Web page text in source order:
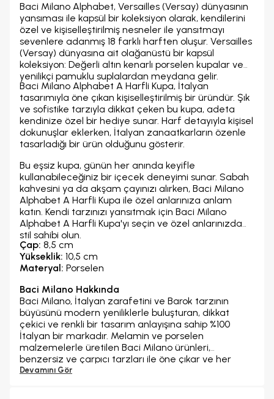
Baci Milano Alphabet, Versailles (Versay) dünyasının
yansıması ile kapsül bir koleksiyon olarak, kendilerini
özel ve kişiselleştirilmiş nesneler ile yansıtmayı
sevenlere adanmış 18 farklı harften oluşur. Versailles
(Versay) dünyasına ait olağanüstü bir kapsül
koleksiyon: Değerli altın kenarlı porselen kupalar ve
yenilikçi pamuklu suplalardan meydana gelir.
Baci Milano Alphabet A Harfli Kupa, İtalyan
tasarımıyla öne çıkan kişiselleştirilmiş bir üründür. Şık
ve sofistike tarzıyla dikkat çeken bu kupa, adeta
kendinize özel bir hediye sunar. Harf detayıyla kişisel
dokunuşlar eklerken, İtalyan zanaatkarların özenle
tasarladığı bir ürün olduğunu gösterir.
Bu eşsiz kupa, günün her anında keyifle
kullanabileceğiniz bir içecek deneyimi sunar. Sabah
kahvesini ya da akşam çayınızı alırken, Baci Milano
Alphabet A Harfli Kupa ile özel anlarınıza anlam
katın. Kendi tarzınızı yansıtmak için Baci Milano
Alphabet A Harfli Kupa'yı seçin ve özel anlarınızda
stil sahibi olun.
Çap: 8,5 cm
Yükseklik: 10,5 cm
Materyal: Porselen
Baci Milano Hakkında
Baci Milano, İtalyan zarafetini ve Barok tarzının
büyüsünü modern yeniliklerle buluşturan, dikkat
çekici ve renkli bir tasarım anlayışına sahip %100
İtalyan bir markadır. Melamin ve porselen
malzemelerle üretilen Baci Milano ürünleri,
benzersiz ve çarpıcı tarzları ile öne çıkar ve her
ortama özel bir estetik katma konusunda iddialıdır.
Devamını Gör